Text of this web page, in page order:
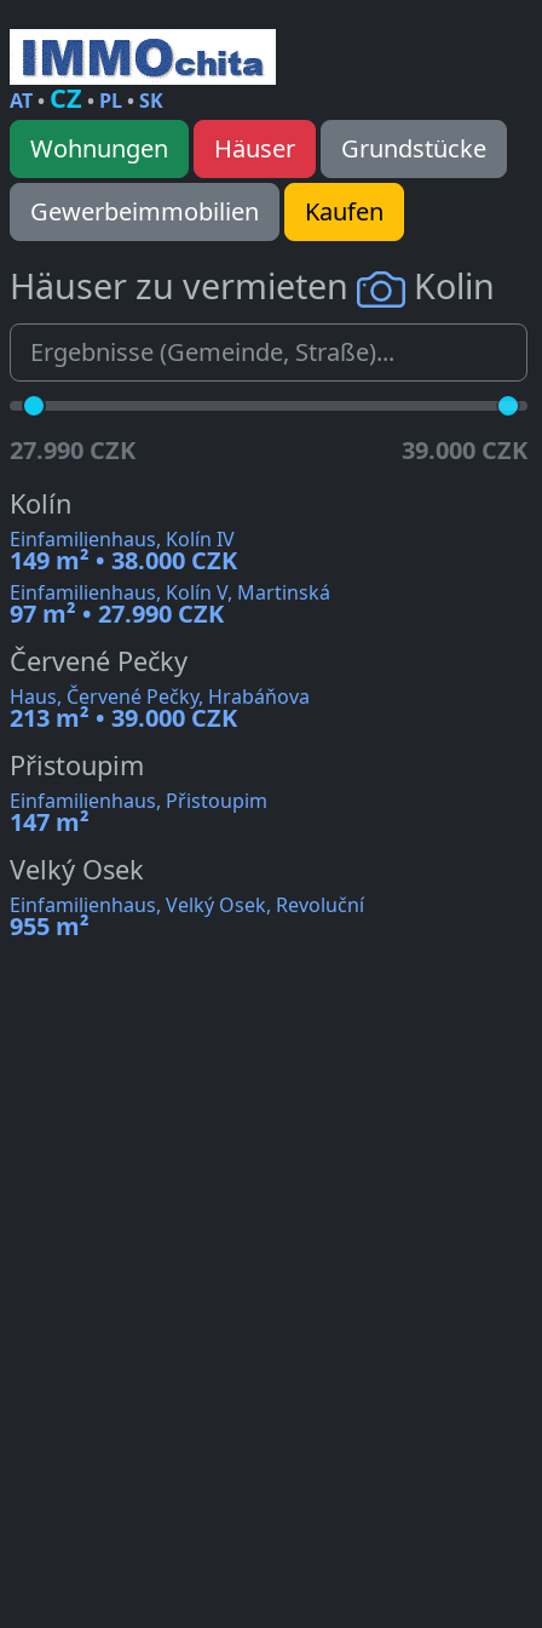
AT• CZ • PL•SK
Wohnungen Häuser
Grundstücke
Gewerbeimmobilien
Kaufen
Häuser zu vermieten Kolin
27.990 CZK 39.000 CZK
Kolín
Einfamilienhaus, Kolín IV
149 m² • 38.000 CZK
Einfamilienhaus, Kolín V, Martinská
97 m² • 27.990 CZK
Červené Pečky
Haus, Červené Pečky, Hrabáňova
213 m² • 39.000 CZK
Přistoupim
Einfamilienhaus, Přistoupim
147 m²
Velký Osek
Einfamilienhaus, Velký Osek, Revoluční
955 m²